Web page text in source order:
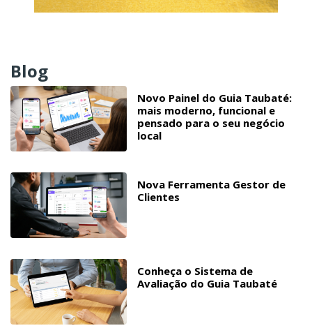
Blog
Novo Painel do Guia Taubaté:
mais moderno, funcional e
pensado para o seu negócio
local
Nova Ferramenta Gestor de
Clientes
Conheça o Sistema de
Avaliação do Guia Taubaté